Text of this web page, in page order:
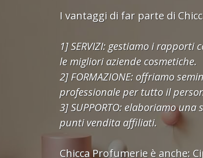
I vantaggi di far parte di
1] SERVIZI: gestiamo i
le migliori aziende cosmetiche.
2] FORMAZIONE: offriamo
professionale per tutto il
3] SUPPORTO: elaboriamo
punti vendita affiliati.
Chicca Profumerie è anche: